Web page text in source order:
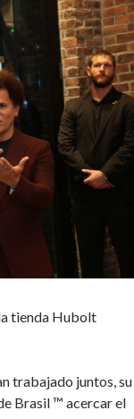
tienda Hubolt
trabajado juntos, su
Brasil ™ acercar el